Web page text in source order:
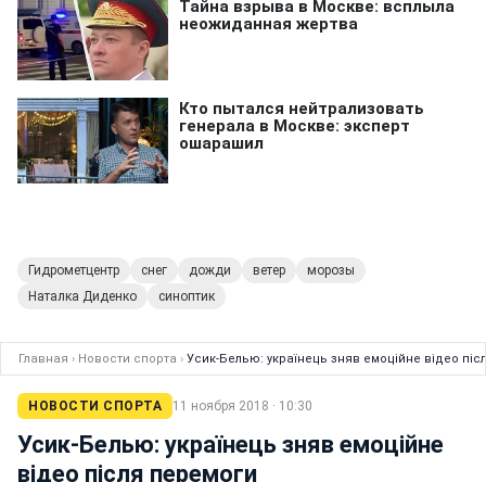
Гидрометцентр снег дожди ветер
морозы
Наталка Диденко
синоптик
Главная › Новости спорта › Усик-Белью: українець зняв емоційне відео
НОВОСТИ СПОРТА 11 ноября 2018 · 10:30
Усик-Белью: українець зняв емоційне
відео після перемоги